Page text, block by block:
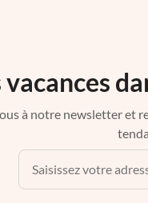
vacances
à notre newsletter et